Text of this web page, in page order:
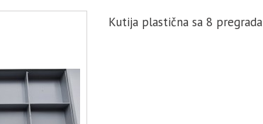
Kutija plastična sa 8 pregrada